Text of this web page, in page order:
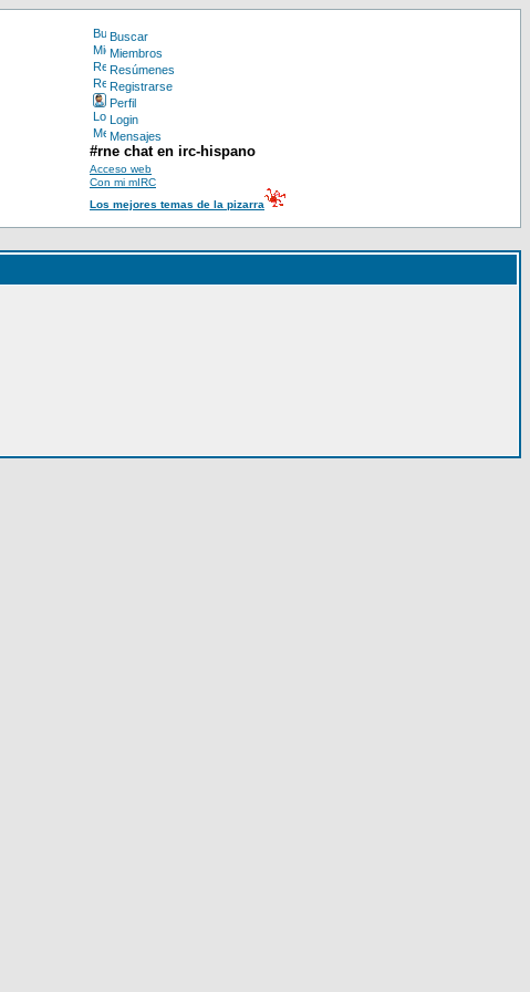
Buscar
Miembros
Resúmenes
Registrarse
Perfil
Login
Mensajes
#rne chat en irc-hispano
Acceso web
Con mi mIRC
Los mejores temas de la pizarra